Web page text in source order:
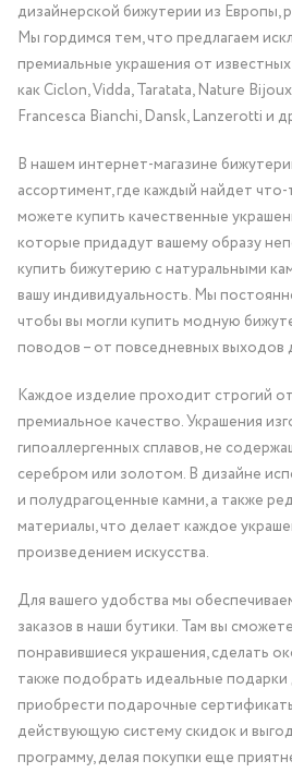
дизайнерской бижутерии из Европы,
Мы гордимся тем, что предлагаем
премиальные украшения от
как Ciclon, Vidda, Taratata, Nature
Francesca Bianchi, Dansk, Lanzerotti и
В нашем интернет-магазине
ассортимент, где каждый найдет что-
можете купить качественные
которые придадут вашему образу
купить бижутерию с натуральными
вашу индивидуальность. Мы
чтобы вы могли купить модную
поводов – от повседневных
Каждое изделие проходит строгий
премиальное качество. Украшения
гипоаллергенных сплавов, не
серебром или золотом. В дизайне
и полудрагоценные камни, а также
материалы, что делает каждое
произведением искусства.
Для вашего удобства мы
заказов в наши бутики. Там вы
понравившиеся украшения, сделать
также подобрать идеальные подарки
приобрести подарочные
действующую систему скидок и
программу, делая покупки еще